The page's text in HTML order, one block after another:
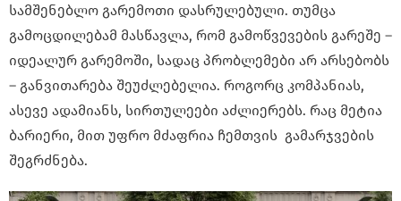
სამშენებლო გარემოთი დასრულებული. თუმცა
გამოცდილებამ მასწავლა, რომ გამოწვევების გარეშე –
იდეალურ გარემოში, სადაც პრობლემები არ არსებობს
– განვითარება შეუძლებელია. როგორც კომპანიას,
ასევე ადამიანს, სირთულეები აძლიერებს. რაც მეტია
ბარიერი, მით უფრო მძაფრია ჩემთვის გამარჯვების
შეგრძნება.